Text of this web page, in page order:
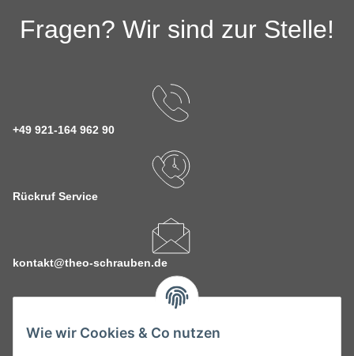
Wie wir Cookies & Co nutzen
Fragen? Wir sind zur Stelle!
+49 921-164 962 90
Rückruf Service
kontakt@theo-schrauben.de